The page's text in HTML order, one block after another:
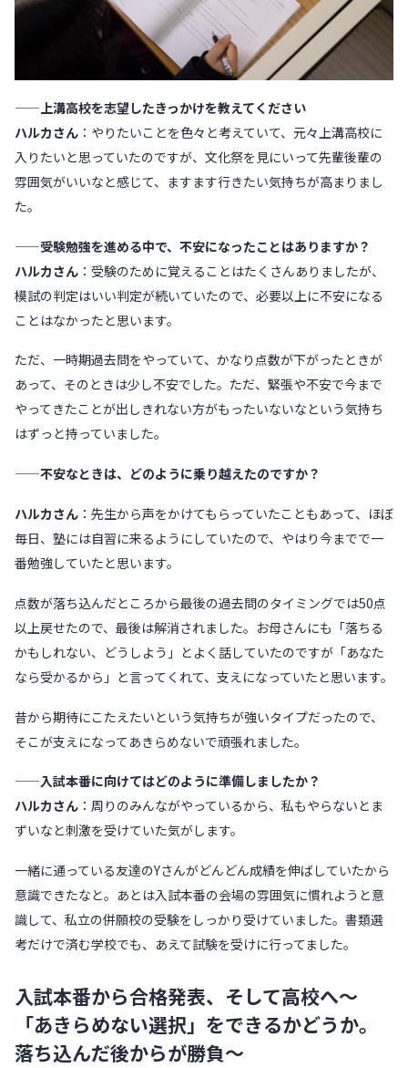
——上溝高校を志望したきっかけを教えてください
ハルカさん ：やりたいことを色々と考えていて、元々上溝高校に
入りたいと思っていたのですが、文化祭を見にいって先輩後輩の
雰囲気がいいなと感じて、ますます行きたい気持ちが高まりまし
た。
——受験勉強を進める中で、不安になったことはありますか？
ハルカさん ：受験のために覚えることはたくさんありましたが、
模試の判定はいい判定が続いていたので、必要以上に不安になる
ことはなかったと思います。
ただ、一時期過去問をやっていて、かなり点数が下がったときが
あって、そのときは少し不安でした。ただ、緊張や不安で今まで
やってきたことが出しきれない方がもったいないなという気持ち
はずっと持っていました。
——不安なときは、どのように乗り越えたのですか？
ハルカさん ：先生から声をかけてもらっていたこともあって、ほぼ
毎日、塾には自習に来るようにしていたので、やはり今までで一
番勉強していたと思います。
点数が落ち込んだところから最後の過去問のタイミングでは50点
以上戻せたので、最後は解消されました。お母さんにも「落ちる
かもしれない、どうしよう」とよく話していたのですが「あなた
なら受かるから」と言ってくれて、支えになっていたと思います。
昔から期待にこたえたいという気持ちが強いタイプだったので、
そこが支えになってあきらめないで頑張れました。
——入試本番に向けてはどのように準備しましたか？
ハルカさん ：周りのみんながやっているから、私もやらないとま
ずいなと刺激を受けていた気がします。
一緒に通っている友達のYさんがどんどん成績を伸ばしていたから
意識できたなと。あとは入試本番の会場の雰囲気に慣れようと意
識して、私立の併願校の受験をしっかり受けていました。書類選
考だけで済む学校でも、あえて試験を受けに行ってました。
入試本番から合格発表、そして高校へ〜
「あきらめない選択」をできるかどうか。
落ち込んだ後からが勝負〜